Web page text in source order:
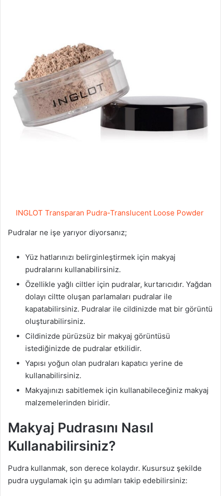
INGLOT Transparan Pudra-Translucent Loose Powder
Pudralar ne işe yarıyor diyorsanız;
Yüz hatlarınızı belirginleştirmek için makyaj
pudralarını kullanabilirsiniz.
Özellikle yağlı ciltler için pudralar, kurtarıcıdır. Yağdan
dolayı ciltte oluşan parlamaları pudralar ile
kapatabilirsiniz. Pudralar ile cildinizde mat bir görüntü
oluşturabilirsiniz.
Cildinizde pürüzsüz bir makyaj görüntüsü
istediğinizde de pudralar etkilidir.
Yapısı yoğun olan pudraları kapatıcı yerine de
kullanabilirsiniz.
Makyajınızı sabitlemek için kullanabileceğiniz makyaj
malzemelerinden biridir.
Makyaj Pudrasını Nasıl
Kullanabilirsiniz?
Pudra kullanmak, son derece kolaydır. Kusursuz şekilde
pudra uygulamak için şu adımları takip edebilirsiniz: